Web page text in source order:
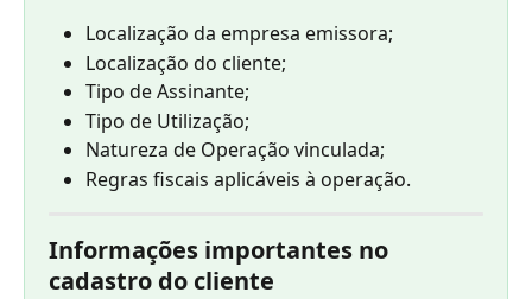
Localização da empresa emissora;
Localização do cliente;
Tipo de Assinante;
Tipo de Utilização;
Natureza de Operação vinculada;
Regras fiscais aplicáveis à operação.
Informações importantes no
cadastro do cliente